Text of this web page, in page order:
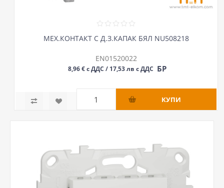
МЕХ.КОНТАКТ С Д.З.КАПАК БЯЛ NU508218
EN01520022
8,96 € с ДДС / 17,53 лв с ДДС БР